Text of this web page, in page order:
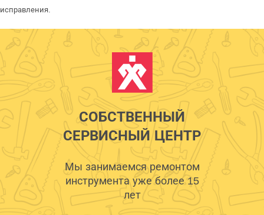
исправления.
СОБСТВЕННЫЙ
СЕРВИСНЫЙ ЦЕНТР
Мы занимаемся ремонтом
инструмента уже более 15
лет